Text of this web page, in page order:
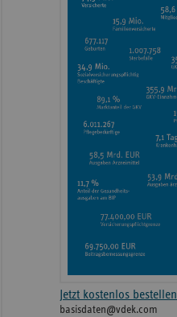
Jetzt kostenlos
basisdaten@vdek.com